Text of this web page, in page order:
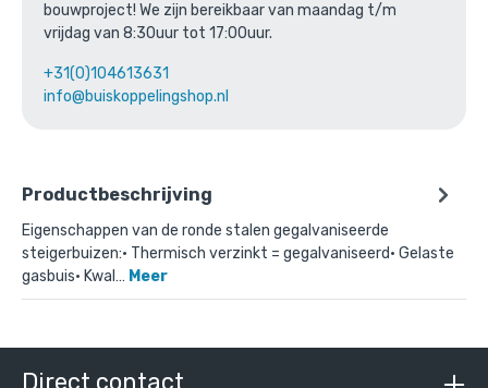
bouwproject! We zijn bereikbaar van maandag t/m
vrijdag van 8:30uur tot 17:00uur.
+31(0)104613631
info@buiskoppelingshop.nl
Productbeschrijving
Eigenschappen van de ronde stalen gegalvaniseerde
steigerbuizen:• Thermisch verzinkt = gegalvaniseerd• Gelaste
gasbuis• Kwal… Meer
Direct contact